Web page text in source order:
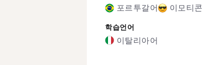
포르투갈어 이모티콘
학습언어
이탈리아어